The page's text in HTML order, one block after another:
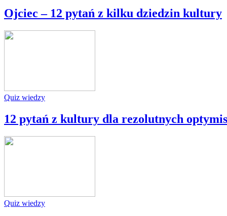
Ojciec – 12 pytań z kilku dziedzin kultury
Quiz wiedzy
12 pytań z kultury dla rezolutnych
Quiz wiedzy